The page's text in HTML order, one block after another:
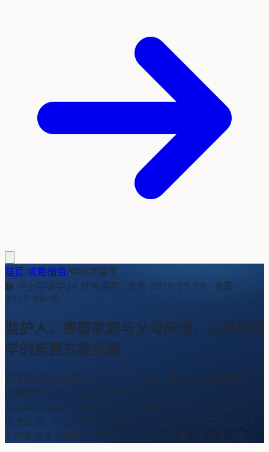
首页/攻略指南/中小学留学
🏫 中小学留学24 分钟读完 · 发布 2026-05-06 · 更新
2026-06-10
监护人、寄宿家庭与父母陪读：未成年留
学的安置方案全解
孩子未成年去加拿大读中小学，住哪、谁来管是法律硬要求。
这篇按中国家庭的真实场景讲透：监护人（Custodian）资格
与 IMM 5646 公证流程、各省成年年龄差异、寄宿家庭怎么
选怎么换、住亲友家的正确做法、父母陪读的访客签证操作、
不同年级该选哪种安置组合，以及每种方案一年花多少钱。